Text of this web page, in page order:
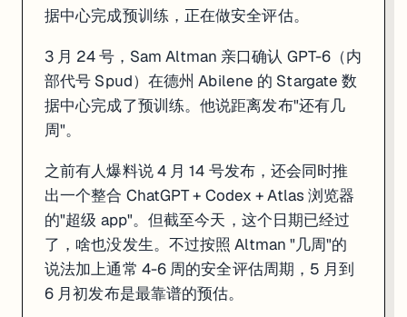
: 代号 Spud 的 GPT-6 已在 Stargate 数据中心完成预训练，正
3 月 24 号，Sam Altman 亲口确认 GPT-6（内部代号 Spud）在德州
之前有人爆料说 4 月 14 号发布，还会同时推出一个整合 ChatGPT +
Polymarket 上的预测市场已经给出了概率，Q2 发布是主流共识。我
据中心完成预训练，正在做安全评估。
3 月 24 号，Sam Altman 亲口确认 GPT-6（内
部代号 Spud）在德州 Abilene 的 Stargate 数
据中心完成了预训练。他说距离发布"还有几
周"。
之前有人爆料说 4 月 14 号发布，还会同时推
出一个整合 ChatGPT + Codex + Atlas 浏览器
的"超级 app"。但截至今天，这个日期已经过
了，啥也没发生。不过按照 Altman "几周"的
说法加上通常 4-6 周的安全评估周期，5 月到
6 月初发布是最靠谱的预估。